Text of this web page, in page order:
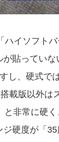
ハイソフト
が貼ってい
し、硬式
載版以外
と非常に硬
硬度が「35